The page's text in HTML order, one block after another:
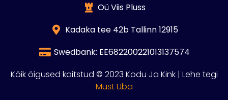
Oü Viis Pluss
Kadaka tee 42b Tallinn 12915
Swedbank: EE682200221013137574
Kõik õigused kaitstud © 2023 Kodu Ja Kink | Lehe tegi
Must Uba